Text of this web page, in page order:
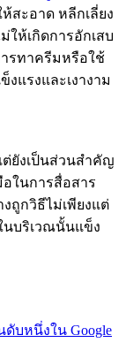
สะอาด หลีกเลี่ยง
ให้เกิดการอักเสบ
รทาครีมหรือใช้
แรงและเงางาม
ยังเป็นส่วนสำคัญ
ในการสื่อสาร
ถูกวิธีไม่เพียงแต่
นบริเวณนั้นแข็ง
บหนึ่งใน Google